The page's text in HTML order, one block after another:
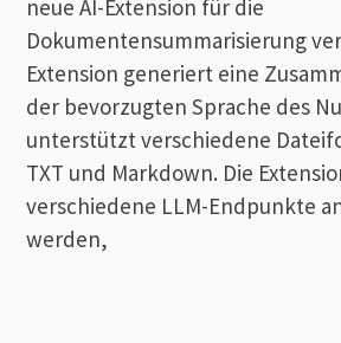
neue AI-Extension für die
Dokumentensummarisierung
Extension generiert eine
der bevorzugten Sprache des
unterstützt verschiedene
TXT und Markdown. Die
verschiedene LLM-Endpunkte
werden,